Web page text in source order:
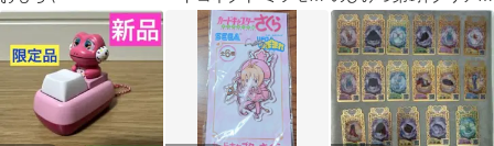
ダイア 魔法少女 新品
ードセミコンプセット
プライズ特典